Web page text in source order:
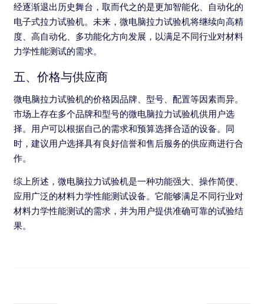
经逐渐退出历史舞台，取而代之的是更加智能化、自动化的
电子式拉力试验机。未来，微电脑拉力试验机将继续向高精
度、高自动化、多功能化方向发展，以满足不同行业对材料
力学性能测试的需求。
五、价格与供应商
微电脑拉力试验机的价格因品牌、型号、配置等因素而异。
市场上存在多个品牌和型号的微电脑拉力试验机供用户选
择。用户可以根据自己的需求和预算选择合适的设备。同
时，建议用户选择具有良好信誉和售后服务的供应商进行合
作。
综上所述，微电脑拉力试验机是一种功能强大、操作简便、
应用广泛的材料力学性能测试设备。它能够满足不同行业对
材料力学性能测试的需求，并为用户提供准确可靠的试验结
果。